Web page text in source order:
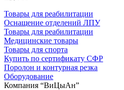
Товары для реабилитации
Оснащение отделений ЛПУ
Товары для реабилитации
Медицинские товары
Товары для спорта
Купить по сертификату СФР
Поролон и контурная резка
Оборудование
Компания “ВиЦыАн”